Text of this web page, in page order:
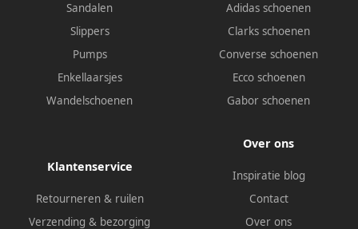
Sandalen
Slippers
Pumps
Enkellaarsjes
Wandelschoenen
Adidas schoenen
Clarks schoenen
Converse schoenen
Ecco schoenen
Gabor schoenen
Klantenservice
Retourneren & ruilen
Verzending & bezorging
Over ons
Inspiratie blog
Contact
Over ons